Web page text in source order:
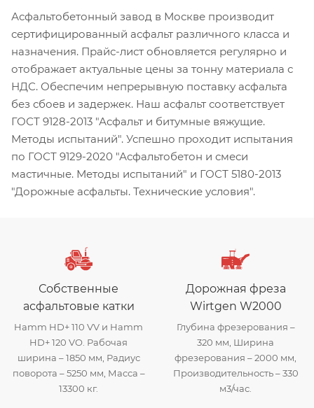
Асфальтобетонный завод в Москве производит
сертифицированный асфальт различного класса и
назначения. Прайс-лист обновляется регулярно и
отображает актуальные цены за тонну материала с
НДС. Обеспечим непрерывную поставку асфальта
без сбоев и задержек. Наш асфальт соответствует
ГОСТ 9128-2013 "Асфальт и битумные вяжущие.
Методы испытаний". Успешно проходит испытания
по ГОСТ 9129-2020 "Асфальтобетон и смеси
мастичные. Методы испытаний" и ГОСТ 5180-2013
"Дорожные асфальты. Технические условия".
Собственные
асфальтовые катки
Hamm HD+ 110 VV и Hamm
HD+ 120 VO. Рабочая
ширина – 1850 мм, Радиус
поворота – 5250 мм, Масса –
13300 кг.
Дорожная фреза
Wirtgen W2000
Глубина фрезерования –
320 мм, Ширина
фрезерования – 2000 мм,
Производительность – 330
м3/час.